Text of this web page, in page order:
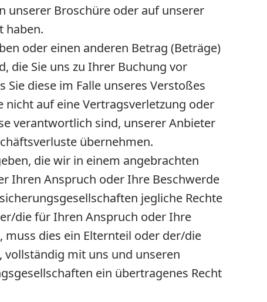
unserer Broschüre oder auf unserer
haben.
oder einen anderen Betrag (Beträge)
die Sie uns zu Ihrer Buchung vor
diese im Falle unseres Verstoßes
auf eine Vertragsverletzung oder
verantwortlich sind, unserer Anbieter
übernehmen.
die wir in einem angebrachten
Ihren Anspruch oder Ihre Beschwerde
jegliche Rechte
die für Ihren Anspruch oder Ihre
dies ein Elternteil oder der/die
vollständig mit uns und unseren
ein übertragenes Recht